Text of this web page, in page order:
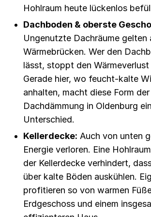
Hohlraum heute lückenlos
Dachboden & oberste
Ungenutzte Dachräume gelten
Wärmebrücken. Wer den
lässt, stoppt den Wärmeverlust
Gerade hier, wo feucht-kalte
anhalten, macht diese Form der
Dachdämmung in Oldenburg
Unterschied.
Kellerdecke: Auch von unten
Energie verloren. Eine
der Kellerdecke verhindert,
über kalte Böden auskühlen.
profitieren so von warmen
Erdgeschoss und einem